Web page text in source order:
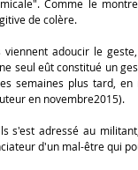
Comme le
de colère.
viennent adoucir le
seul eût constitué un
semaines plus tard,
en novembre2015).
s'est adressé au
d'un mal-être qui